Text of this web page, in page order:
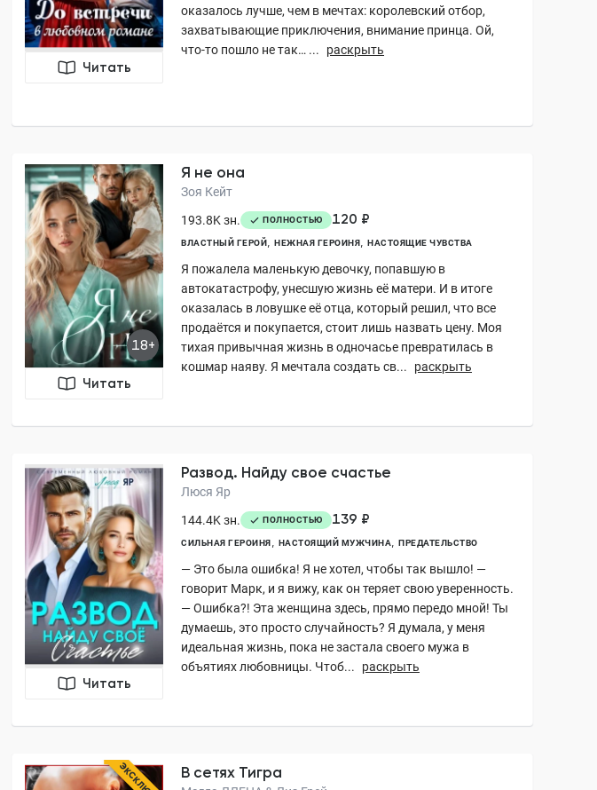
Читать
оказалось лучше, чем в мечтах: королевский отбор,
захватывающие приключения, внимание принца. Ой,
что-то пошло не так… ...
раскрыть
18+
Читать
Я не она
Зоя Кейт
193.8K зн.
ПОЛНОСТЬЮ 120 ₽
ВЛАСТНЫЙ ГЕРОЙ НЕЖНАЯ ГЕРОИНЯ НАСТОЯЩИЕ ЧУВСТВА
Я пожалела маленькую девочку, попавшую в
автокатастрофу, унесшую жизнь её матери. И в итоге
оказалась в ловушке её отца, который решил, что все
продаётся и покупается, стоит лишь назвать цену. Моя
тихая привычная жизнь в одночасье превратилась в
кошмар наяву. Я мечтала создать св...
раскрыть
Читать
Развод. Найду свое счастье
Люся Яр
144.4K зн.
ПОЛНОСТЬЮ 139 ₽
СИЛЬНАЯ ГЕРОИНЯ НАСТОЯЩИЙ МУЖЧИНА ПРЕДАТЕЛЬСТВО
— Это была ошибка! Я не хотел, чтобы так вышло! —
говорит Марк, и я вижу, как он теряет свою уверенность.
— Ошибка?! Эта женщина здесь, прямо передо мной! Ты
думаешь, это просто случайность? Я думала, у меня
идеальная жизнь, пока не застала своего мужа в
объятиях любовницы. Чтоб...
раскрыть
В сетях Тигра